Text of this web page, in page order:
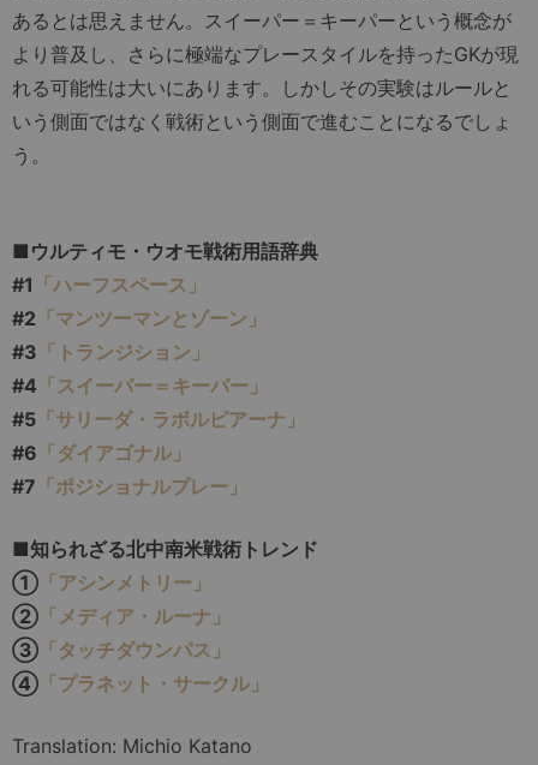
あるとは思えません。スイーパー＝キーパーという概念が
より普及し、さらに極端なプレースタイルを持ったGKが現
れる可能性は大いにあります。しかしその実験はルールと
いう側面ではなく戦術という側面で進むことになるでしょ
う。
■ウルティモ・ウオモ戦術用語辞典
#1 「ハーフスペース」
#2 「マンツーマンとゾーン」
#3 「トランジション」
#4 「スイーパー＝キーパー」
#5 「サリーダ・ラボルピアーナ」
#6 「ダイアゴナル」
#7 「ポジショナルプレー」
■知られざる北中南米戦術トレンド
① 「アシンメトリー」
② 「メディア・ルーナ」
③ 「タッチダウンパス」
④ 「プラネット・サークル」
Translation: Michio Katano